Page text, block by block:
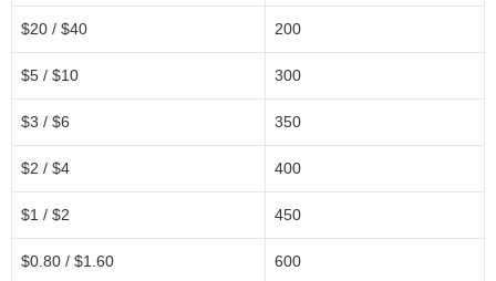
$20 / $40 200
$5 / $10 300
$3 / $6 350
$2 / $4 400
$1 / $2 450
$0.80 / $1.60 600